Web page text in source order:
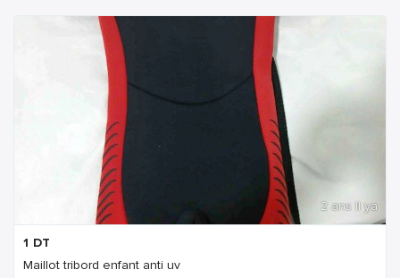
2 ans Il ya
1 DT
Maillot tribord enfant anti uv